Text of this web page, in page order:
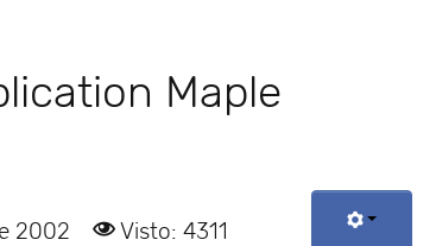
Maple
2002 Visto: 4311